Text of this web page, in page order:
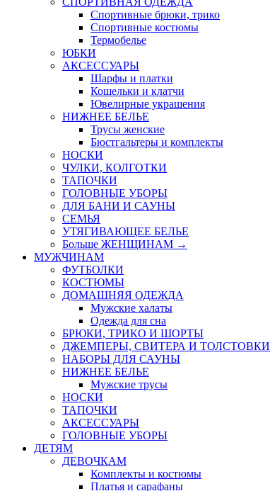
Спортивные брюки, трико
Спортивные костюмы
Термобелье
ЮБКИ
AКСЕССУАРЫ
Шарфы и платки
Кошельки и клатчи
Ювелирные украшения
НИЖНЕЕ БЕЛЬЕ
Трусы женские
Бюстгальтеры и комплекты
НОСКИ
ЧУЛКИ, КОЛГОТКИ
ТАПОЧКИ
ГОЛОВНЫЕ УБОРЫ
ДЛЯ БАНИ И САУНЫ
СЕМЬЯ
УТЯГИВАЮЩЕЕ БЕЛЬЕ
Больше ЖЕНЩИНАМ →
МУЖЧИНАМ
ФУТБОЛКИ
КОСТЮМЫ
ДОМАШНЯЯ ОДЕЖДА
Мужские халаты
Одежда для сна
БРЮКИ, ТРИКО И ШОРТЫ
ДЖЕМПЕРЫ, СВИТЕРА И ТОЛСТОВКИ
НАБОРЫ ДЛЯ САУНЫ
НИЖНЕЕ БЕЛЬЕ
Мужские трусы
НОСКИ
ТАПОЧКИ
АКСЕССУАРЫ
ГОЛОВНЫЕ УБОРЫ
ДЕТЯМ
ДЕВОЧКАМ
Комплекты и костюмы
Платья и сарафаны